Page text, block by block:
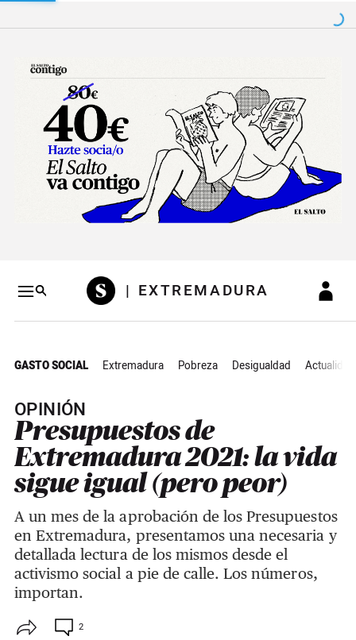
Salto a contenido
| EXTREMADURA
GASTO SOCIAL Extremadura Pobreza Desigualdad Actualidad
OPINIÓN
Presupuestos de
Extremadura 2021: la vida
sigue igual (pero peor)
A un mes de la aprobación de los Presupuestos
en Extremadura, presentamos una necesaria y
detallada lectura de los mismos desde el
activismo social a pie de calle. Los números,
importan.
2